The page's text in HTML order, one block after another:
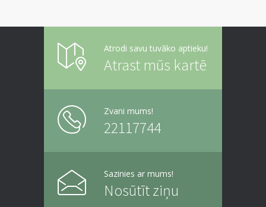
Atrodi savu tuvāko aptieku!
Atrast mūs kartē
Zvani mums!
22117744
Sazinies ar mums!
Nosūtīt ziņu